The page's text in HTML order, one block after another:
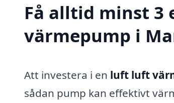
Få alltid minst
värmepump i
Att investera i en luft luft
sådan pump kan effektivt